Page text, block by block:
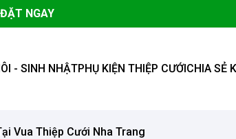
ĐẶT NGAY
- SINH NHẬTPHỤ KIỆN THIỆP CƯỚICHIA SẺ
Vua Thiệp Cưới Nha Trang